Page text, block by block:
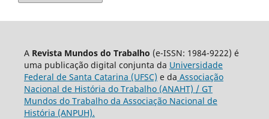
A Revista Mundos do Trabalho (e-ISSN: 1984-9222) é
uma publicação digital conjunta da Universidade
Federal de Santa Catarina (UFSC) e da Associação
Nacional de História do Trabalho (ANAHT) / GT
Mundos do Trabalho da Associação Nacional de
História (ANPUH).